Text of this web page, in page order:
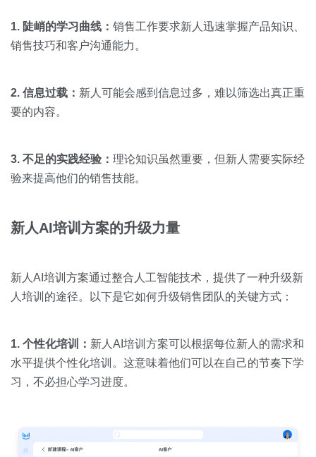
交易跟进
1. 陡峭的学习曲线： 销售工作要求新人迅速掌握产品知识、
销售技巧和客户沟通能力。
2. 信息过载： 新人可能会感到信息过多，难以筛选出真正重
要的内容。
3. 不足的实践经验： 理论知识虽然重要，但新人需要实际经
验来提高他们的销售技能。
新人AI培训方案的升级力量
新人AI培训方案通过整合人工智能技术，提供了一种升级新
人培训的途径。以下是它如何升级销售团队的关键方式：
1. 个性化培训： 新人AI培训方案可以根据每位新人的需求和
水平提供个性化培训。这意味着他们可以在自己的节奏下学
习，不必担心学习进度。